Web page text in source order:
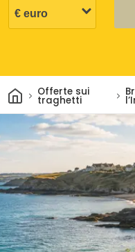
CasaOfferte sui
traghetti